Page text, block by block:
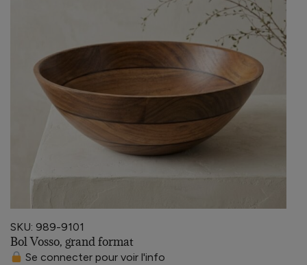
SKU: 989-9101
Bol Vosso, grand format
Se connecter pour voir l'info